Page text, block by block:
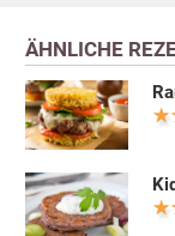
ÄHNLICHE